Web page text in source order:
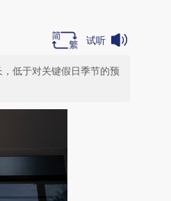
试听
低于对关键假日季节的预